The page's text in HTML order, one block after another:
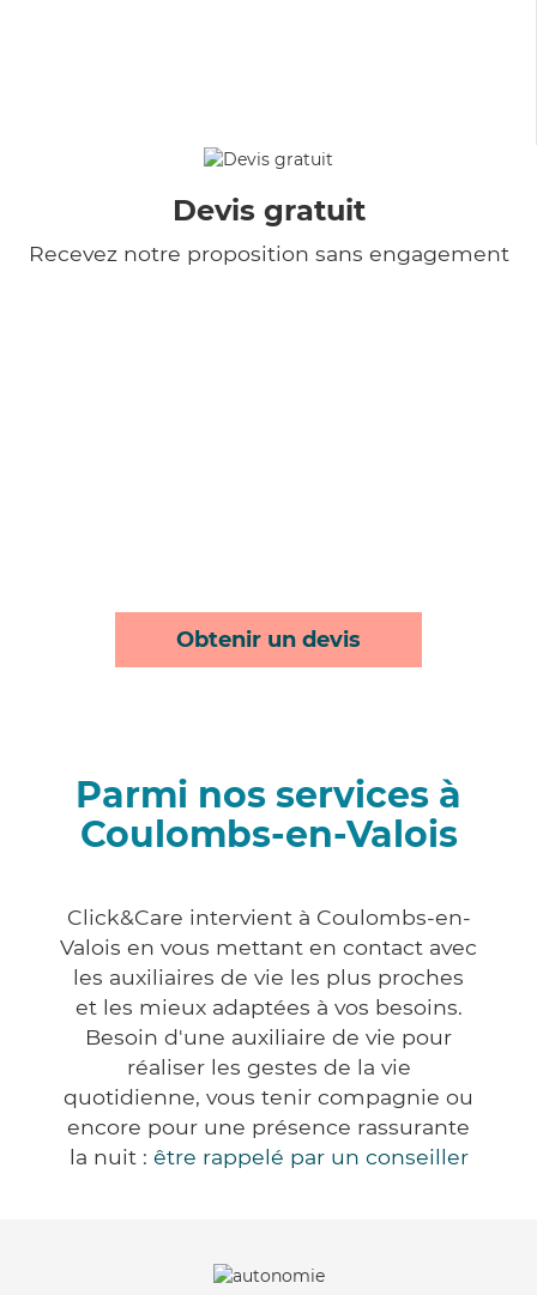
Devis gratuit
Recevez notre proposition sans engagement
Obtenir un devis
Parmi nos services à
Coulombs-en-Valois
Click&Care intervient à Coulombs-en-
Valois en vous mettant en contact avec
les auxiliaires de vie les plus proches
et les mieux adaptées à vos besoins.
Besoin d'une auxiliaire de vie pour
réaliser les gestes de la vie
quotidienne, vous tenir compagnie ou
encore pour une présence rassurante
la nuit : être rappelé par un conseiller